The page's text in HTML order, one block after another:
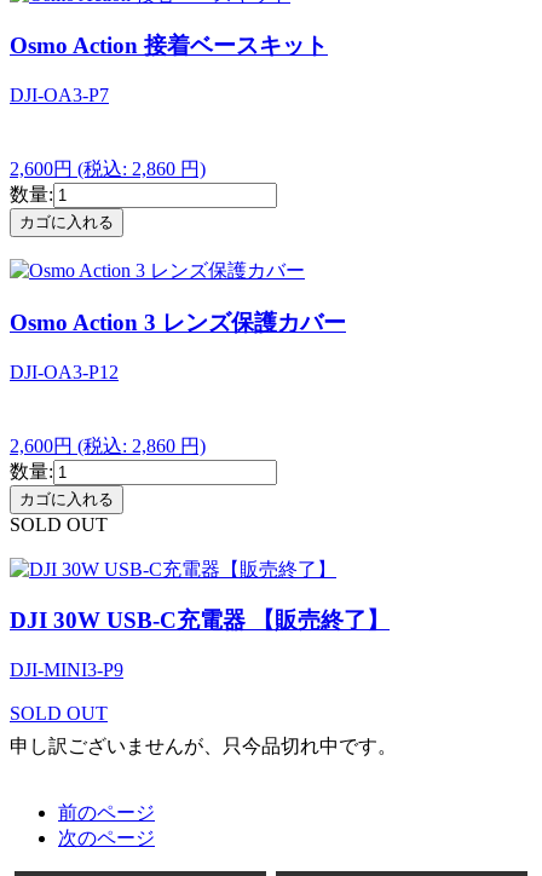
Osmo Action 接着ベースキット
DJI-OA3-P7
2,600円 (税込: 2,860 円)
数量:
Osmo Action 3 レンズ保護カバー
DJI-OA3-P12
2,600円 (税込: 2,860 円)
数量:
SOLD OUT
DJI 30W USB-C充電器 【販売終了】
DJI-MINI3-P9
SOLD OUT
申し訳ございませんが、只今品切れ中です。
前のページ
次のページ